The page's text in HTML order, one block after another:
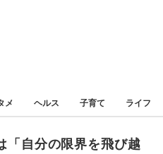
メ ヘルス 子育て ライフ
「自分の限界を飛び越